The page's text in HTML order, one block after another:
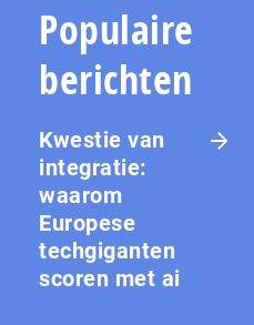
Populaire
berichten
Kwestie van
integratie:
waarom
Europese
techgiganten
scoren met ai